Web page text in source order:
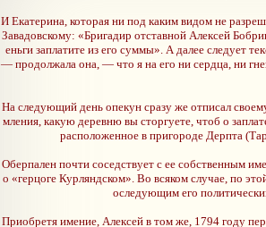
И Екатерина, которая ни под каким видом не
Завадовскому: «Бригадир отставной Алексей
еньги заплатите из его суммы». А далее следует
— продолжала она, — что я на его ни сердца, ни
На следующий день опекун сразу же отписал
мления, какую деревню вы сторгуете, чтоб о
расположенное в пригороде Дерпта
Оберпален почти соседствует с ее собственным
о «герцоге Курляндском». Во всяком случае, по
оследующим его
Приобретя имение, Алексей в том же, 1794 году